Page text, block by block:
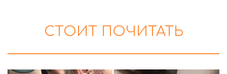
СТОИТ ПОЧИТАТЬ